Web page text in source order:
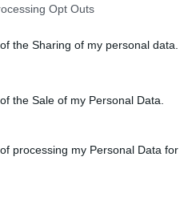
Opt Outs
the Sharing of my personal data.
the Sale of my Personal Data.
processing my Personal Data for